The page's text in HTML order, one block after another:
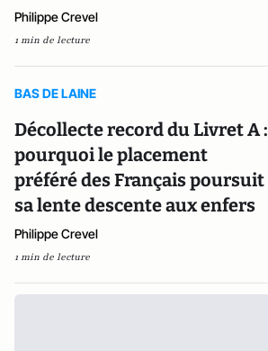
Philippe Crevel
1 min de lecture
BAS DE LAINE
Décollecte record du Livret A :
pourquoi le placement
préféré des Français poursuit
sa lente descente aux enfers
Philippe Crevel
1 min de lecture